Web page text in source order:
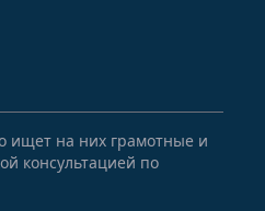
ищет на них грамотные и
консультацией по